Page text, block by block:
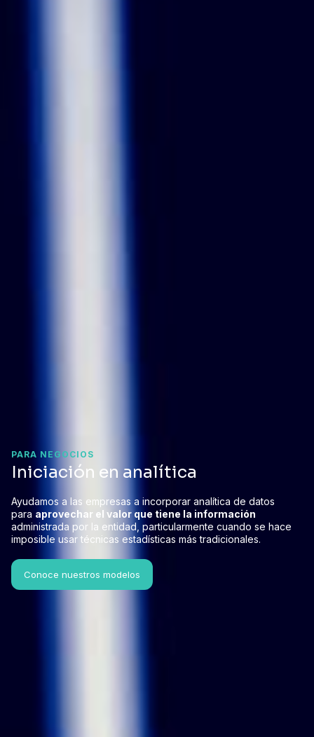
PARA NEGOCIOS
Iniciación en analítica
Ayudamos a las empresas a incorporar analítica de datos
para aprovechar el valor que tiene la información
administrada por la entidad, particularmente cuando se hace
imposible usar técnicas estadísticas más tradicionales.
Conoce nuestros modelos